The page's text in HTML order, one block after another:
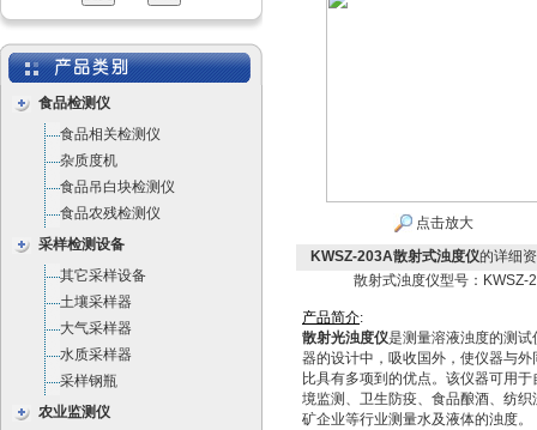
食品检测仪
食品相关检测仪
杂质度机
食品吊白块检测仪
食品农残检测仪
采样检测设备
其它采样设备
土壤采样器
大气采样器
水质采样器
采样钢瓶
农业监测仪
点击放大
KWSZ-203A散射式浊度仪的详细
散射式浊度仪型号：KWSZ-
产品简介:
散射光浊度仪是测量溶液浊度的测试
器的设计中，吸收国外，使仪器与外
比具有多项到的优点。该仪器可用于
境监测、卫生防疫、食品酿酒、纺织
矿企业等行业测量水及液体的浊度。